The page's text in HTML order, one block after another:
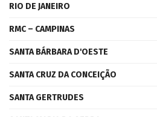
RIO DE JANEIRO
RMC – CAMPINAS
SANTA BÁRBARA D'OESTE
SANTA CRUZ DA CONCEIÇÃO
SANTA GERTRUDES